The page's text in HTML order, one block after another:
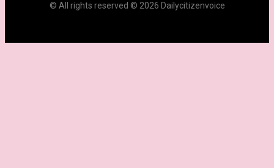
© All rights reserved © 2026 Dailycitizenvoice